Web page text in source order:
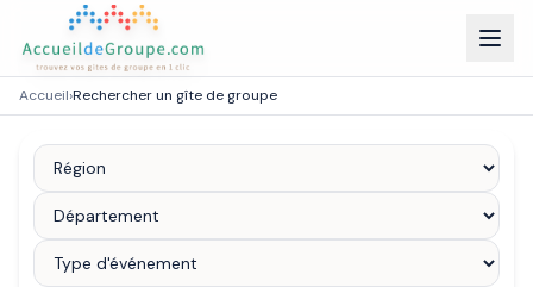
Accueil›Rechercher un gîte de groupe